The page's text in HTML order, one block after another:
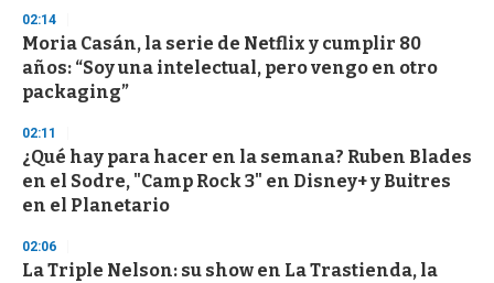
d
s
o
f
3
s
e
c
o
n
s
02:14
Moria Casán, la serie de Netflix y cumplir 80
años: “Soy una intelectual, pero vengo en otro
packaging”
02:11
¿Qué hay para hacer en la semana? Ruben Blades
en el Sodre, "Camp Rock 3" en Disney+ y Buitres
en el Planetario
02:06
La Triple Nelson: su show en La Trastienda, la